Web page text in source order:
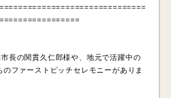
長の関貫久仁郎様や、地元で活躍中の
ファーストピッチセレモニーがありま